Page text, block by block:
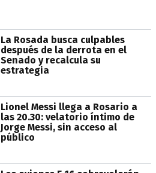
La Rosada busca culpables
después de la derrota en el
Senado y recalcula su
estrategia
Lionel Messi llega a Rosario a
las 20.30: velatorio íntimo de
Jorge Messi, sin acceso al
público